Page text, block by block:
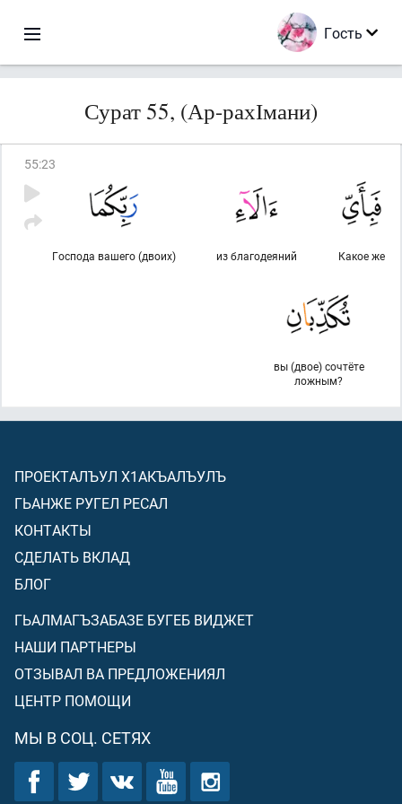
Гость
Сурат 55, (Ар-рахІмани)
55:23
Какое же
из благодеяний
Господа вашего (двоих)
вы (двое) сочтёте
ложным?
ПРОЕКТАЛЪУЛ Х1АКЪАЛЪУЛЪ
ГЬАНЖЕ РУГЕЛ РЕСАЛ
КОНТАКТЫ
СДЕЛАТЬ ВКЛАД
БЛОГ
ГЬАЛМАГЪЗАБАЗЕ БУГЕБ ВИДЖЕТ
НАШИ ПАРТНЕРЫ
ОТЗЫВАЛ ВА ПРЕДЛОЖЕНИЯЛ
ЦЕНТР ПОМОЩИ
МЫ В СОЦ. СЕТЯХ